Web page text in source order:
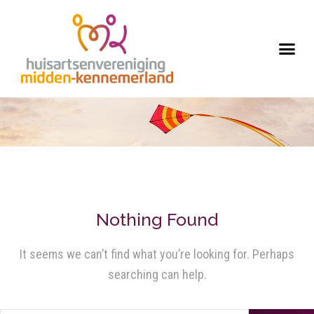
Nothing Found
It seems we can’t find what you’re looking for. Perhaps
searching can help.